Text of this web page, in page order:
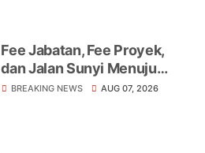
Fee Jabatan, Fee Proyek,
dan Jalan Sunyi Menuju
Operasi Tangkap Tangan
BREAKING NEWS AUG 07, 2026